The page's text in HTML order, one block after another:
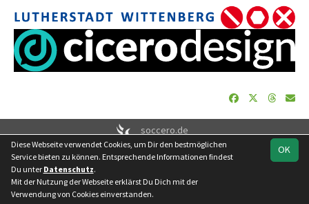
soccero.de
© 2006 - 2026
Besucherstatistik Geburtstage Impressum
Datenschutz
Kontakt
OK
Diese Webseite verwendet Cookies, um Dir den bestmöglichen
Service bieten zu können. Entsprechende Informationen findest
Du unter Datenschutz.
Mit der Nutzung der Webseite erklärst Du Dich mit der
Verwendung von Cookies einverstanden.